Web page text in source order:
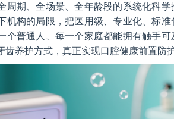
周期、全场景、全年龄段的系统化科
机构的局限，把医用级、专业化、标
个普通人、每一个家庭都能拥有触手
养护方式，真正实现口腔健康前置防